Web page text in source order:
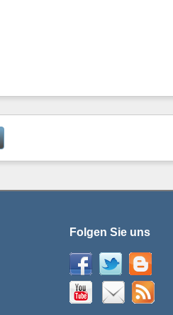
Folgen Sie uns